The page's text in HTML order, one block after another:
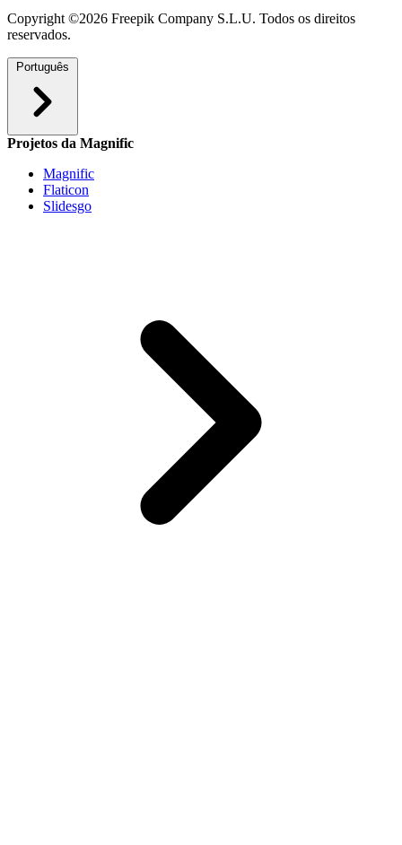
Copyright ©2026 Freepik Company S.L.U. Todos os direitos
reservados.
Português
Projetos da Magnific
Magnific
Flaticon
Slidesgo